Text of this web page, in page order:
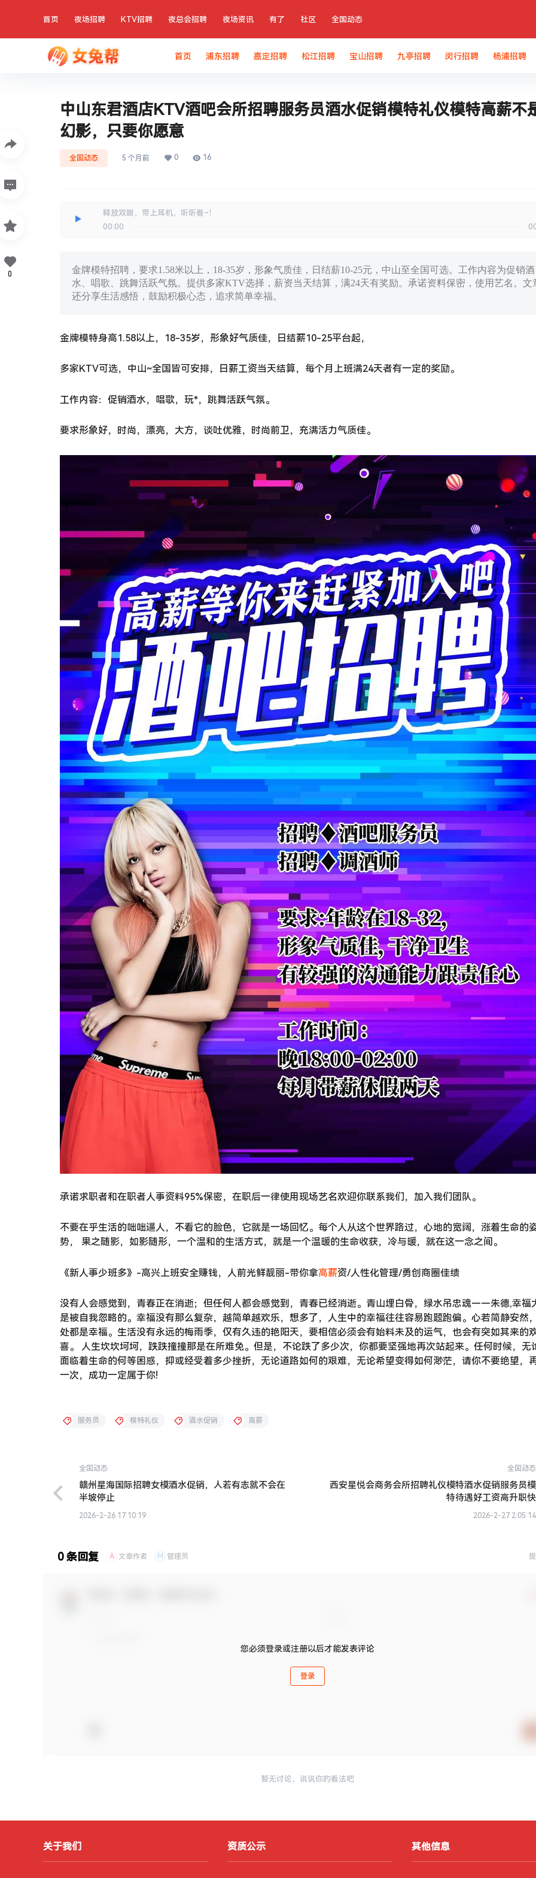
首页 夜场招聘 KTV招聘 夜总会招聘 夜场资讯 有了 社区 全国动态
首页 浦东招聘 嘉定招聘 松江招聘 宝山招聘 九亭招聘 闵行招聘 杨浦招聘
中山东君酒店KTV酒吧会所招聘服务员酒水促销模特礼仪模特高薪不
幻影，只要你愿意
全国动态 5 个月前 0 16
释放双眼，带上耳机，听听看~！
00:00
金牌模特招聘，要求1.58米以上，18-35岁，形象气质佳，日结薪10-25元，中山至全国可选。工作内容为促销酒
水、唱歌、跳舞活跃气氛。提供多家KTV选择，薪资当天结算，满24天有奖励。承诺资料保密，使用艺名。文
还分享生活感悟，鼓励积极心态，追求简单幸福。
金牌模特身高1.58以上，18-35岁，形象好气质佳，日结薪10-25平台起，
多家KTV可选，中山~全国皆可安排，日薪工资当天结算，每个月上班满24天者有一定的奖励。
工作内容：促销酒水，唱歌，玩*，跳舞活跃气氛。
要求形象好，时尚，漂亮，大方，谈吐优雅，时尚前卫，充满活力气质佳。
承诺求职者和在职者人事资料95%保密，在职后一律使用现场艺名欢迎你联系我们，加入我们团队。
不要在乎生活的咄咄逼人，不看它的脸色，它就是一场回忆。每个人从这个世界路过，心地的宽阔，涨着生命的
势， 果之随影，如影随形，一个温和的生活方式，就是一个温暖的生命收获，冷与暖，就在这一念之间。
《新人事少班多》-高兴上班安全赚钱，人前光鲜靓丽-带你拿高薪资/人性化管理/勇创商圈佳绩
没有人会感觉到，青春正在消逝；但任何人都会感觉到，青春已经消逝。青山埋白骨，绿水吊忠魂——朱德,幸福
是被自我忽略的。幸福没有那么复杂，越简单越欢乐，想多了，人生中的幸福往往容易跑题跑偏。心若简静安然
处都是幸福。生活没有永远的梅雨季，仅有久违的艳阳天，要相信必须会有始料未及的运气，也会有突如其来的
喜。 人生坎坎坷坷，跌跌撞撞那是在所难免。但是，不论跌了多少次，你都要坚强地再次站起来。任何时候，无
面临着生命的何等困惑，抑或经受着多少挫折，无论道路如何的艰难，无论希望变得如何渺茫，请你不要绝望，
一次，成功一定属于你!
0
服务员 模特礼仪 酒水促销 高薪
全国动态
赣州星海国际招聘女模酒水促销，人若有志就不会在
半坡停止
2026-2-26 17:10:19
全国动态
西安星悦会商务会所招聘礼仪模特酒水促销服务员模
特待遇好工资高升职快
2026-2-27 2:05:14
0 条回复 A 文章作者 M 管理员
您必须登录或注册以后才能发表评论
登录
暂无讨论，说说你的看法吧
关于我们 资质公示 其他信息